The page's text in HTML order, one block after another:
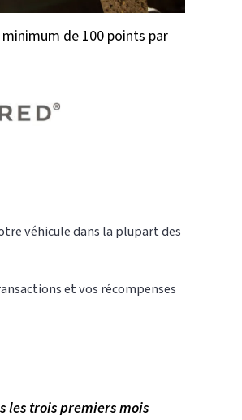
de 100 points par
véhicule dans la plupart des
et vos récompenses
les trois premiers mois